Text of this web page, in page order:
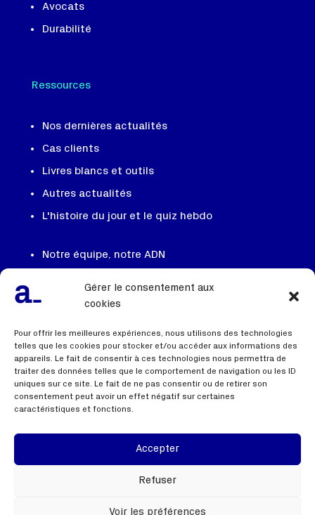
Gérer le consentement aux
cookies
Pour offrir les meilleures expériences, nous utilisons des technologies
telles que les cookies pour stocker et/ou accéder aux informations des
appareils. Le fait de consentir à ces technologies nous permettra de
traiter des données telles que le comportement de navigation ou les ID
uniques sur ce site. Le fait de ne pas consentir ou de retirer son
consentement peut avoir un effet négatif sur certaines
caractéristiques et fonctions.
Accepter
Refuser
Voir les préférences
Avocats
Durabilité
Ressources
Nos dernières actualités
Cas clients
Livres blancs et outils
Autres actualités
L'histoire du jour et le quiz hebdo
Notre équipe, notre ADN
Contactez nous
Liens utiles
Webinaire